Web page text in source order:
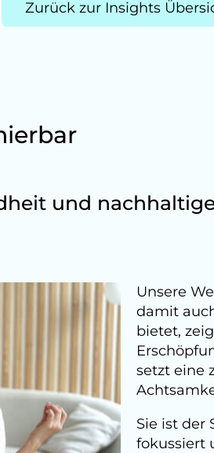
Zurück zur Insights
und
Unsere
damit
bietet,
setzt eine
Sie ist der
fokussiert